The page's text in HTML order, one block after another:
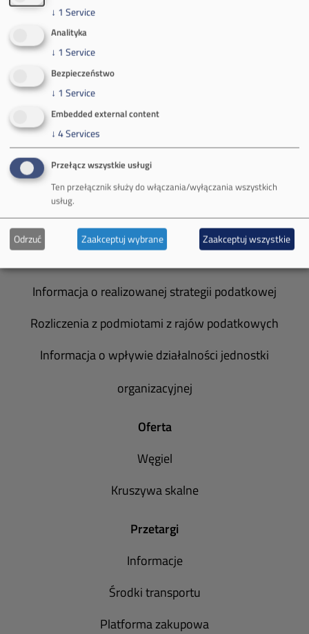
Spółka Południowy Koncern Węglowy
Zakład Górniczy Brzeszcze
Zakład Górniczy Janina
Zakład Górniczy Sobieski
Informacja o realizowanej strategii podatkowej
Rozliczenia z podmiotami z rajów podatkowych
Informacja o wpływie działalności jednostki
organizacyjnej
Oferta
Węgiel
Kruszywa skalne
Przetargi
Informacje
Środki transportu
Platforma zakupowa
↓ 1 Service
Analityka
↓ 1 Service
Bezpieczeństwo
↓ 1 Service
Embedded external content
↓ 4Services
Przełącz wszystkie usługi
Ten przełącznik służy do włączania/wyłączania wszystkich
usług.
Odrzuć Zaakceptuj wybrane Zaakceptuj wszystkie